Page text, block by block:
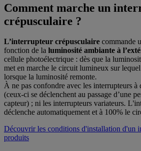
Comment marche un
crépusculaire ?
L’interrupteur crépusculaire commande
fonction de la luminosité ambiante à
cellule photoélectrique : dès que la
met en marche le circuit lumineux sur
lorsque la luminosité remonte.
À ne pas confondre avec les interrupteurs à
(ceux-ci se déclenchent au passage d’une
capteur) ; ni les interrupteurs variateurs.
déclenche automatiquement et à 100% le
Découvrir les conditions d'installation d'un
produits